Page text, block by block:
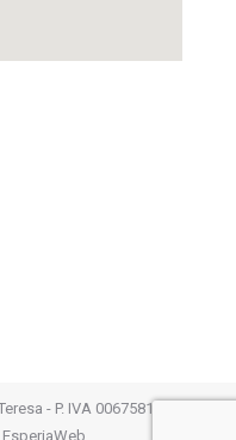
- P. IVA 00675810261 -
EsperiaWeb